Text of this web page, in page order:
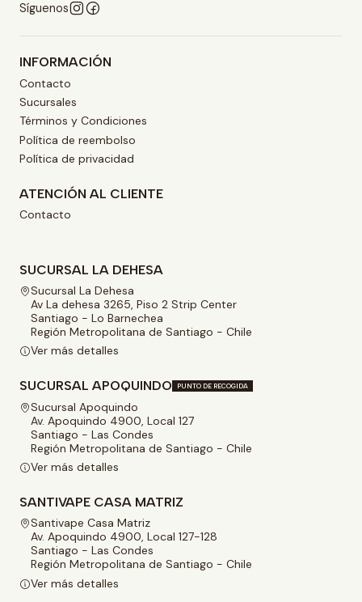
Síguenos
INFORMACIÓN
Contacto
Sucursales
Términos y Condiciones
Política de reembolso
Política de privacidad
ATENCIÓN AL CLIENTE
Contacto
SUCURSAL LA DEHESA
Sucursal La Dehesa
Av La dehesa 3265, Piso 2 Strip Center
Santiago - Lo Barnechea
Región Metropolitana de Santiago - Chile
Ver más detalles
SUCURSAL APOQUINDO PUNTO DE RECOGIDA
Sucursal Apoquindo
Av. Apoquindo 4900, Local 127
Santiago - Las Condes
Región Metropolitana de Santiago - Chile
Ver más detalles
SANTIVAPE CASA MATRIZ
Santivape Casa Matriz
Av. Apoquindo 4900, Local 127-128
Santiago - Las Condes
Región Metropolitana de Santiago - Chile
Ver más detalles